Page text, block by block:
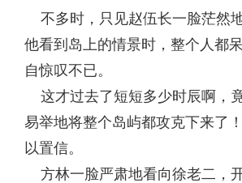
不多时，只见赵伍长一脸茫然
他看到岛上的情景时，整个人都
自惊叹不已。
这才过去了短短多少时辰啊，
易举地将整个岛屿都攻克下来了
以置信。
方林一脸严肃地看向徐老二，